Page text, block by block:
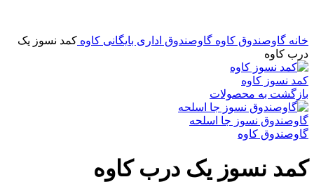
خانه گاوصندوق کاوه گاوصندوق اداری بایگانی کاوه کمد نسوز یک
درب کاوه
کمد نسوز کاوه
بازگشت به محصولات
گاوصندوق نسوز جا اسلحه
گاوصندوق کاوه
کمد نسوز یک درب کاوه